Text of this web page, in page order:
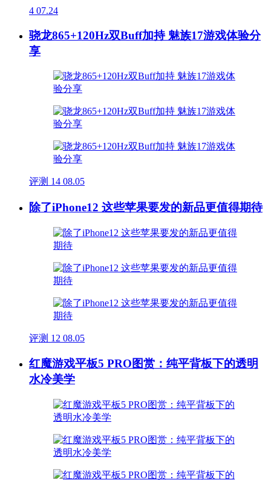
4 07.24
骁龙865+120Hz双Buff加持 魅族17游戏体验分
享
评测 14 08.05
除了iPhone12 这些苹果要发的新品更值得期待
评测 12 08.05
红魔游戏平板5 PRO图赏：纯平背板下的透明
水冷美学